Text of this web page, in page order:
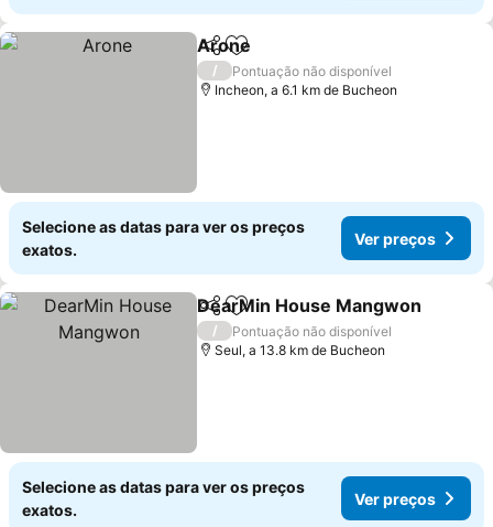
PartilharAdicionar aos favoritos
Arone
/
Pontuação não disponível
Incheon, a 6.1 km de Bucheon
Selecione as datas para ver os preços
exatos.
Ver preços
PartilharAdicionar aos favoritos
DearMin House Mangwon
/
Pontuação não disponível
Seul, a 13.8 km de Bucheon
Selecione as datas para ver os preços
exatos.
Ver preços